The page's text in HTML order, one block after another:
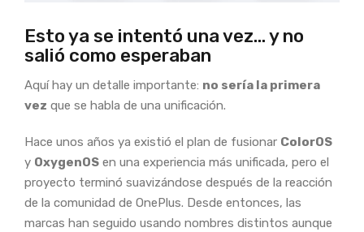
Esto ya se intentó una vez… y no
salió como esperaban
Aquí hay un detalle importante: no sería la primera
vez que se habla de una unificación.
Hace unos años ya existió el plan de fusionar ColorOS
y OxygenOS en una experiencia más unificada, pero el
proyecto terminó suavizándose después de la reacción
de la comunidad de OnePlus. Desde entonces, las
marcas han seguido usando nombres distintos aunque